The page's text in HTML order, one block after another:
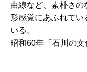
曲線など、素朴さ
形感覚にあふれてい
いる。
昭和60年「石川の文